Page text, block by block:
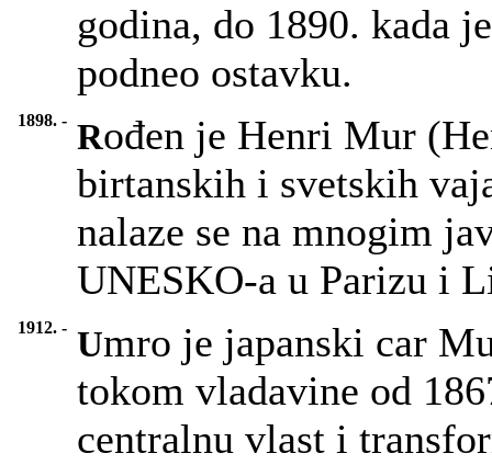
godina, do 1890. kada
podneo ostavku.
1898. - Rođen je Henri Mur
birtanskih i svetskih
nalaze se na mnogim
UNESKO-a u Parizu i
1912. - Umro je japanski car
tokom vladavine od
centralnu vlast i